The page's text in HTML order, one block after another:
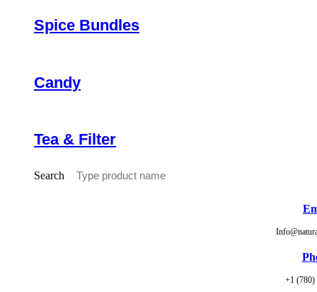
Spice Bundles
Candy
Tea & Filter
Search
+1 (780)